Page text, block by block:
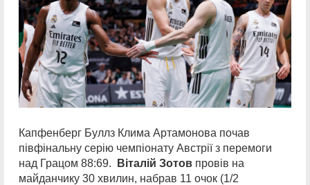
Капфенберг Буллз Клима Артамонова почав
півфінальну серію чемпіонату Австрії з перемоги
над Грацом 88:69.
Віталій Зотов провів на
майданчику 30 хвилин, набрав 11 очок (1/2